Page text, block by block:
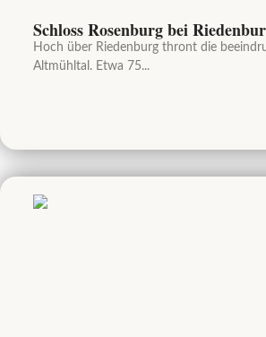
Schloss Rosenburg bei
Hoch über Riedenburg thront die
Altmühltal. Etwa 75...